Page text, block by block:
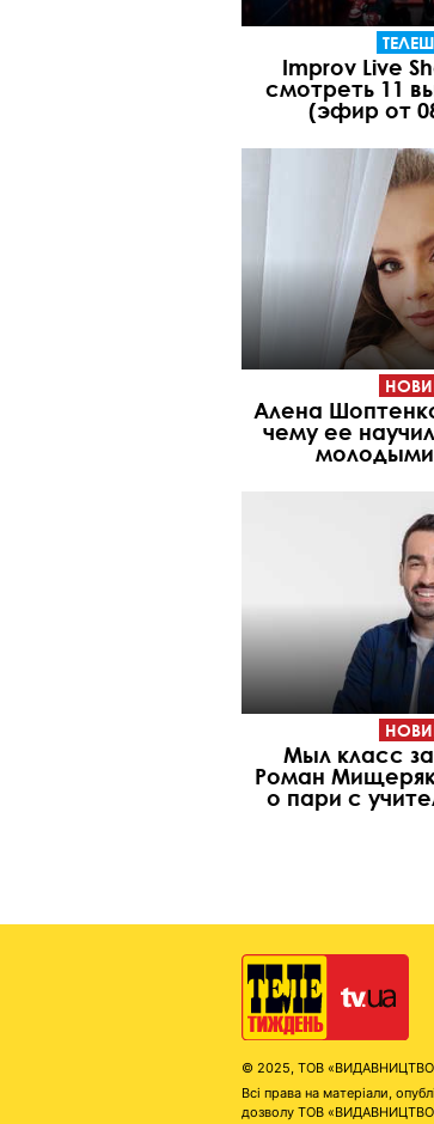
Improv Live
смотреть 11
(эфир от
Алена
чему ее
Мыл класс
Роман
о пари с
© 2025, ТОВ «ВИДАВНИЦТВО
Всі права на матеріали,
дозволу ТОВ «ВИДАВНИЦТВО